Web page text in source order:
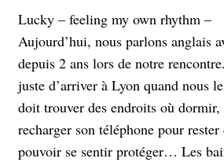
Lucky – feeling my own rhythm –
Aujourd’hui, nous parlons anglais
depuis 2 ans lors de notre
juste d’arriver à Lyon quand nous
doit trouver des endroits où dormir,
recharger son téléphone pour rester
pouvoir se sentir protéger… Les